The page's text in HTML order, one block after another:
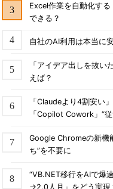
Excel作業を自動化す
できる？
自社のAI利用は本当に
「アイデア出しを抜
えば？
「Claudeより4割安
「Copilot Cowork」“
Google Chromeの新
ち”を不要に
“VB.NET移行をAIで爆
→2.0人月」をどう実現